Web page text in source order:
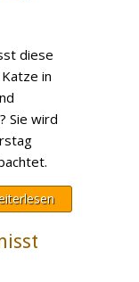
diese
in
Sie wird